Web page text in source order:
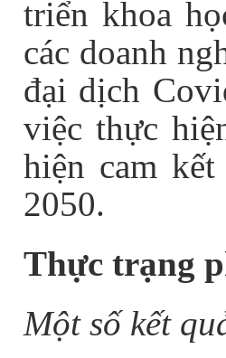
triển khoa
các doanh
đại dịch
việc thực
hiện cam
2050.
Thực trạng
Một số kết